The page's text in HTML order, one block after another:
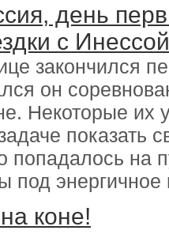
день
с
закончился
он
Некоторые их
показать
попадалось на
под
коне!